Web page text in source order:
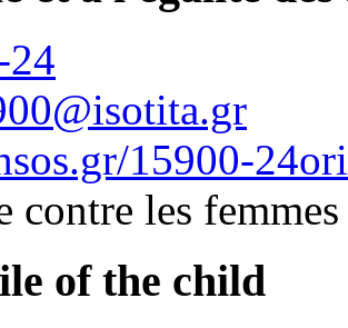
24
15900-
contre les femmes
of the child